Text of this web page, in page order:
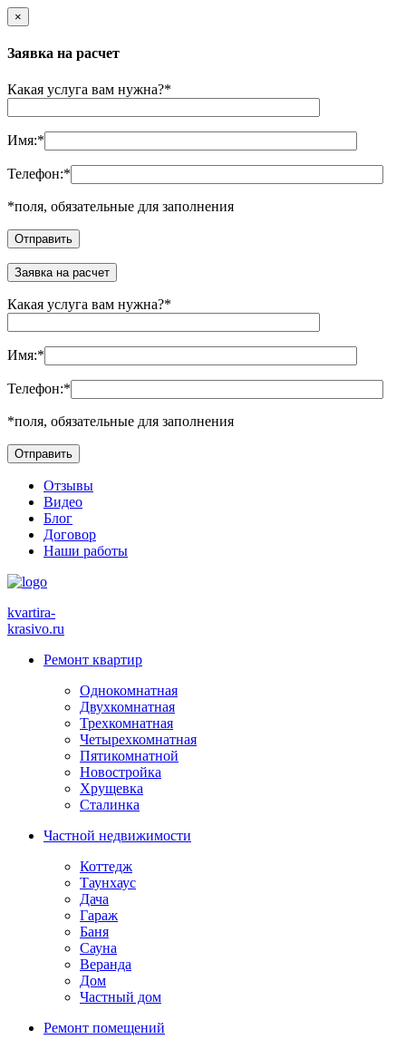
×
Заявка на расчет
Какая услуга вам нужна?*
Имя:*
Телефон:*
*поля, обязательные для заполнения
Заявка на расчет
Какая услуга вам нужна?*
Имя:*
Телефон:*
*поля, обязательные для заполнения
Отзывы
Видео
Блог
Договор
Наши работы
kvartira-
krasivo.ru
Ремонт квартир
Однокомнатная
Двухкомнатная
Трехкомнатная
Четырехкомнатная
Пятикомнатной
Новостройка
Хрущевка
Сталинка
Частной недвижимости
Коттедж
Таунхаус
Дача
Гараж
Баня
Сауна
Веранда
Дом
Частный дом
Ремонт помещений